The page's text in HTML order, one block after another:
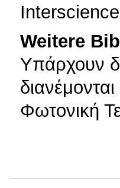
Weitere
Υπάρχουν
Φωτονική